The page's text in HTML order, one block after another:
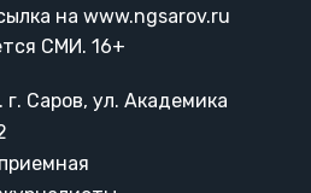
на www.ngsarov.ru
СМИ. 16+
Саров, ул. Академика